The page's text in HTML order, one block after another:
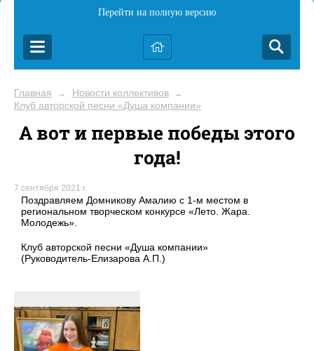
Перейти на полную версию
Главная → Новости коллективов →
Клуб авторской песни «Душа компании»
А вот и первые победы этого
года!
7 сентября 2021 г.
Поздравляем Домникову Амалию с 1-м местом в
региональном творческом конкурсе «Лето. Жара.
Молодежь».
Клуб авторской песни «Душа компании»
(Руководитель-Елизарова А.П.)